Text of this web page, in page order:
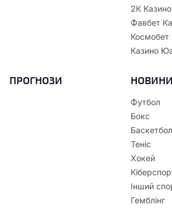
2К Казино
Фавбет
Космобет
Казино
ПРОГНОЗИ НОВИНИ
Футбол
Бокс
Баскетбол
Теніс
Хокей
Інший
Гемблінг